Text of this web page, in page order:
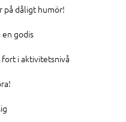
på dåligt humör!
en godis
fort i aktivitetsnivå